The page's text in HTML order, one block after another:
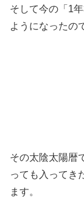
そして今の「1
ようになったの
その太陰太陽暦
っても入ってき
ます。